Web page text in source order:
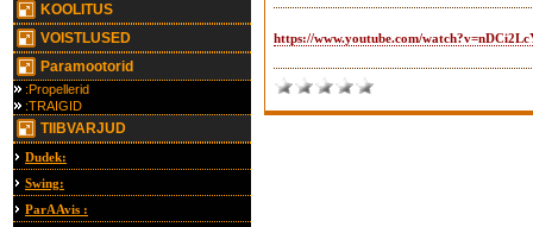
KOOLITUS
VOISTLUSED
Paramootorid
:Propellerid
:TRAIGID
TIIBVARJUD
Dudek:
Swing:
ParAAvis :
https://www.youtube.com/